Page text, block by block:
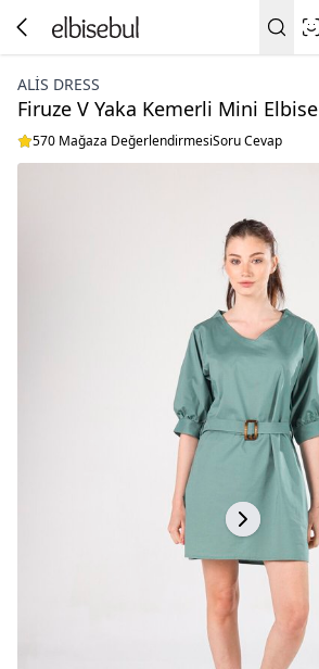
ALİS DRESS
Firuze V Yaka Kemerli Mini Elbise
570 Mağaza DeğerlendirmesiSoru Cevap